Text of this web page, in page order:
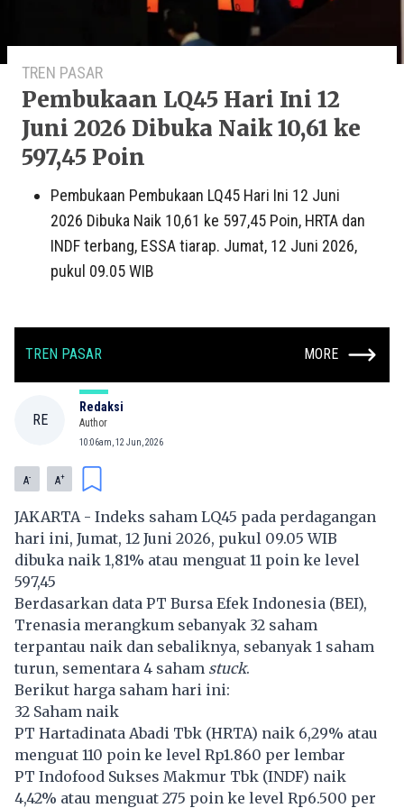
TREN PASAR
Pembukaan LQ45 Hari Ini 12
Juni 2026 Dibuka Naik 10,61 ke
597,45 Poin
Pembukaan Pembukaan LQ45 Hari Ini 12 Juni
2026 Dibuka Naik 10,61 ke 597,45 Poin, HRTA dan
INDF terbang, ESSA tiarap. Jumat, 12 Juni 2026,
pukul 09.05 WIB
TREN PASAR MORE
RE
Redaksi
Author
10:06am, 12 Jun, 2026
A- A+
JAKARTA - Indeks saham LQ45 pada perdagangan
hari ini, Jumat, 12 Juni 2026, pukul 09.05 WIB
dibuka naik 1,81% atau menguat 11 poin ke level
597,45
Berdasarkan data PT Bursa Efek Indonesia (BEI),
Trenasia merangkum sebanyak 32 saham
terpantau naik dan sebaliknya, sebanyak 1 saham
turun, sementara 4 saham stuck.
Berikut harga saham hari ini:
32 Saham naik
PT Hartadinata Abadi Tbk (HRTA) naik 6,29% atau
menguat 110 poin ke level Rp1.860 per lembar
PT Indofood Sukses Makmur Tbk (INDF) naik
4,42% atau menguat 275 poin ke level Rp6.500 per